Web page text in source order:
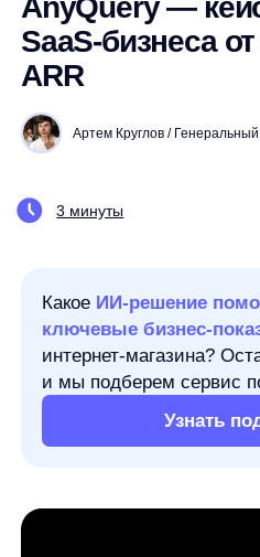
ARR
Артем Круглов / Генеральный
3 минуты
Какое
ключевые бизнес-показатели
Узнать